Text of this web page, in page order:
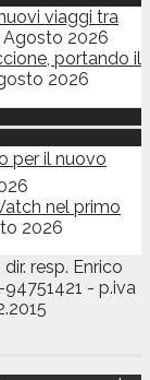
viaggi tra
Agosto 2026
portando il
2026
per il nuovo
nel primo
2026
resp. Enrico
- p.iva